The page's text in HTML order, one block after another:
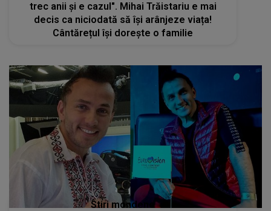
trec anii și e cazul". Mihai Trăistariu e mai
decis ca niciodată să își arânjeze viața!
Cântărețul își dorește o familie
Stiri mondene